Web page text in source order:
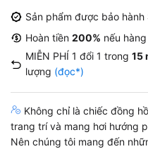
Sản phẩm được bảo hành
Hoàn tiền 200% nếu
MIỄN PHÍ 1 đổi 1 trong 15
lượng (đọc*)
Không chỉ là chiếc đồng
trang trí và mang hơi hướng
Nên chúng tôi mang đến